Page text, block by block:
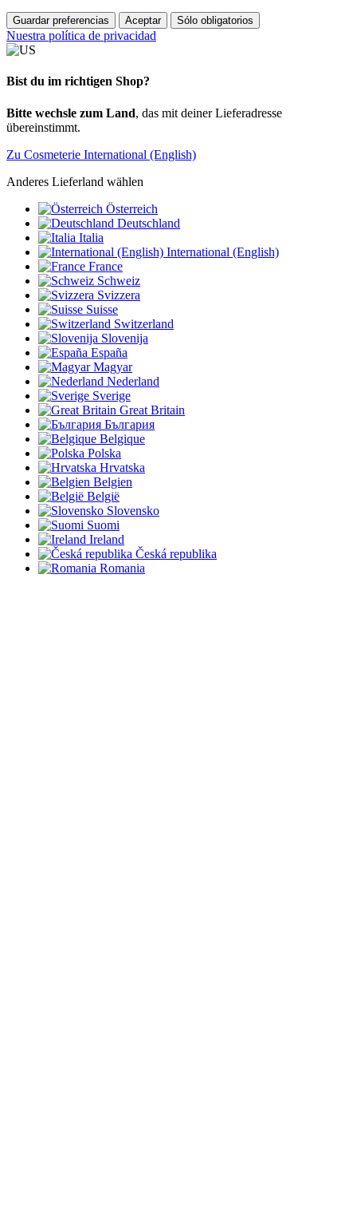
Guardar preferencias Aceptar Sólo obligatorios
Nuestra política de privacidad
Bist du im richtigen Shop?
Bitte wechsle zum Land, das mit deiner Lieferadresse
übereinstimmt.
Zu Cosmeterie International (English)
Anderes Lieferland wählen
Österreich
Deutschland
Italia
International (English)
France
Schweiz
Svizzera
Suisse
Switzerland
Slovenija
España
Magyar
Nederland
Sverige
Great Britain
България
Belgique
Polska
Hrvatska
Belgien
België
Slovensko
Suomi
Ireland
Česká republika
Romania